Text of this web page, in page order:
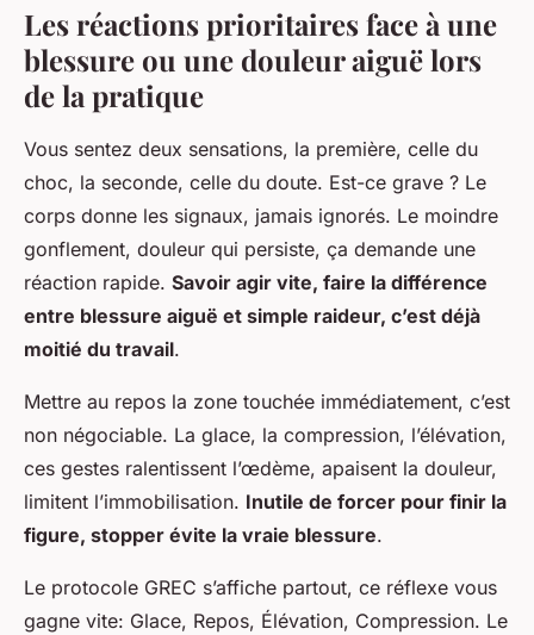
Les réactions prioritaires face à une
blessure ou une douleur aiguë lors
de la pratique
Vous sentez deux sensations, la première, celle du
choc, la seconde, celle du doute. Est-ce grave ? Le
corps donne les signaux, jamais ignorés. Le moindre
gonflement, douleur qui persiste, ça demande une
réaction rapide. Savoir agir vite, faire la différence
entre blessure aiguë et simple raideur, c’est déjà
moitié du travail.
Mettre au repos la zone touchée immédiatement, c’est
non négociable. La glace, la compression, l’élévation,
ces gestes ralentissent l’œdème, apaisent la douleur,
limitent l’immobilisation. Inutile de forcer pour finir la
figure, stopper évite la vraie blessure.
Le protocole GREC s’affiche partout, ce réflexe vous
gagne vite: Glace, Repos, Élévation, Compression. Le